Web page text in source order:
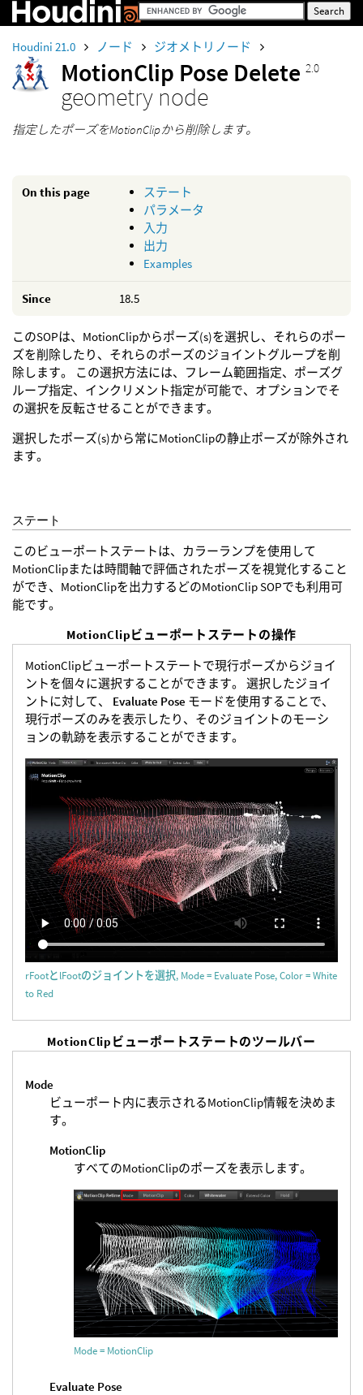
Houdini 21.0 ノード ジオメトリノード
MotionClip Pose Delete 2.0
geometry node
指定したポーズをMotionClipから削除します。
On this page
ステート
パラメータ
入力
出力
Examples
Since 18.5
このSOPは、MotionClipからポーズ(s)を選択し、それらのポー
ズを削除したり、それらのポーズのジョイントグループを削
除します。 この選択方法には、フレーム範囲指定、ポーズグ
ループ指定、インクリメント指定が可能で、オプションでそ
の選択を反転させることができます。
選択したポーズ(s)から常にMotionClipの静止ポーズが除外され
ます。
ステート
このビューポートステートは、カラーランプを使用して
MotionClipまたは時間軸で評価されたポーズを視覚化すること
ができ、MotionClipを出力するどのMotionClip SOPでも利用可
能です。
MotionClipビューポートステートの操作
MotionClipビューポートステートで現行ポーズからジョイ
ントを個々に選択することができます。 選択したジョイ
ントに対して、 Evaluate Pose モードを使用することで、
現行ポーズのみを表示したり、そのジョイントのモーシ
ョンの軌跡を表示することができます。
rFootとlFootのジョイントを選択, Mode = Evaluate Pose, Color = White
to Red
MotionClipビューポートステートのツールバー
Mode
ビューポート内に表示されるMotionClip情報を決めま
す。
MotionClip
すべてのMotionClipのポーズを表示します。
Mode = MotionClip
Evaluate Pose